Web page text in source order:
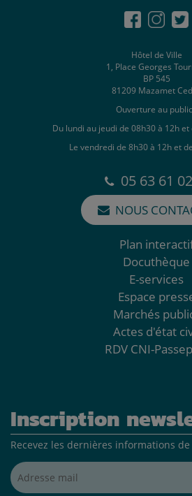
Hôtel de Ville
1, Place Georges
BP 545
81209 Mazamet
Ouverture au
Du lundi au jeudi de 08h30 à 12h
Le vendredi de 8h30 à 12h et
05 63 61
NOUS
Plan
Docuthèque
E-services
Espace
Marchés
Actes d'état
RDV CNI-
Inscription
Recevez les dernières informations
Adresse mail*